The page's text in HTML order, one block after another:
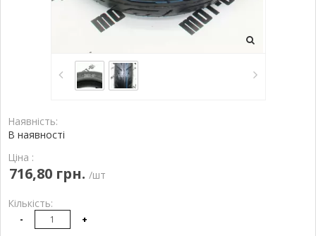
Наявність:
В наявності
Ціна :
716,80 грн. /шт
Кількість:
- +